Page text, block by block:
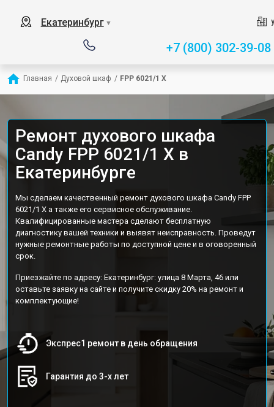
Екатеринбург ▼
+7 (800) 302-39-08
Главная / Духовой шкаф / FPP 6021/1 X
Ремонт духового шкафа
Candy FPP 6021/1 X в
Екатеринбурге
Мы сделаем качественный ремонт духового шкафа Candy FPP
6021/1 X а также его сервисное обслуживание.
Квалифицированные мастера сделают бесплатную
диагностику вашей техники и выявят неисправность. Проведут
нужные ремонтные работы по доступной цене и в оговоренный
срок.
Приезжайте по адресу: Екатеринбург: улица 8 Марта, 46 или
оставьте заявку на сайте и получите скидку 20% на ремонт и
комплектующие!
Экспрес1 ремонт в день обращения
Гарантия до 3-х лет